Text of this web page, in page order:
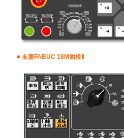
友嘉FABUC 18M面板Ⅱ